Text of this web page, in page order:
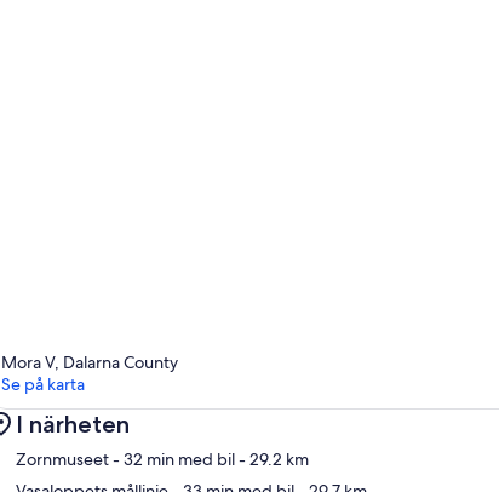
Mora V, Dalarna County
Se på karta
I närheten
Zornmuseet- 32 min med bil- 29.2 km